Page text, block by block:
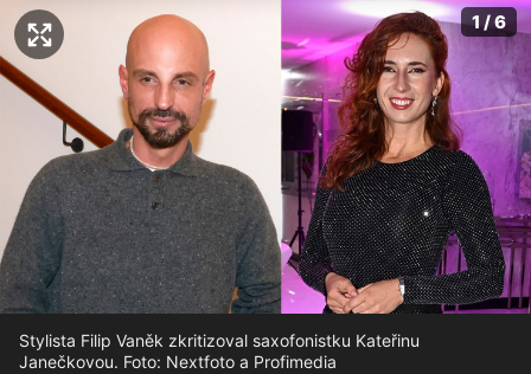
1 / 6
Stylista Filip Vaněk zkritizoval saxofonistku Kateřinu
Janečkovou. Foto: Nextfoto a Profimedia